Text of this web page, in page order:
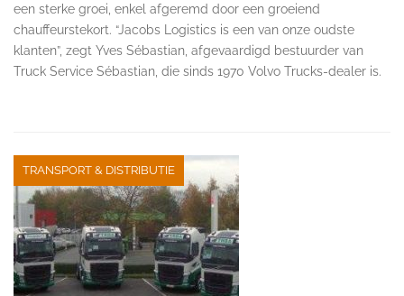
een sterke groei, enkel afgeremd door een groeiend
chauffeurstekort. “Jacobs Logistics is een van onze oudste
klanten”, zegt Yves Sébastian, afgevaardigd bestuurder van
Truck Service Sébastian, die sinds 1970 Volvo Trucks-dealer is.
TRANSPORT & DISTRIBUTIE